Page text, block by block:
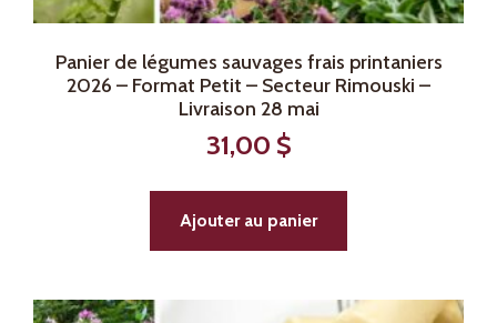
Panier de légumes sauvages frais printaniers
2026 – Format Petit – Secteur Rimouski –
Livraison 28 mai
31,00 $
Ajouter au panier